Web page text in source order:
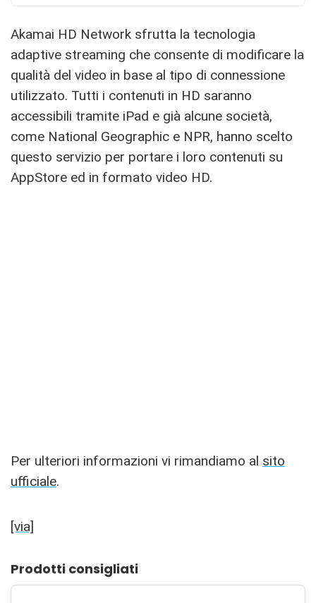
Akamai HD Network sfrutta la tecnologia
adaptive streaming che consente di modificare la
qualità del video in base al tipo di connessione
utilizzato. Tutti i contenuti in HD saranno
accessibili tramite iPad e già alcune società,
come National Geographic e NPR, hanno scelto
questo servizio per portare i loro contenuti su
AppStore ed in formato video HD.
Per ulteriori informazioni vi rimandiamo al sito
ufficiale.
[via]
Prodotti consigliati